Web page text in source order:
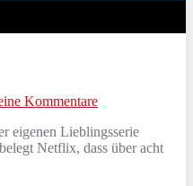
Kommentare
eigenen Lieblingsserie
Netflix, dass über acht